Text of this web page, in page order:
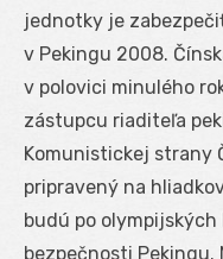
jednotky je
v Pekingu 2008.
v polovici minulého
zástupcu riaditeľa
Komunistickej strany
pripravený na
budú po
bezpečnosti